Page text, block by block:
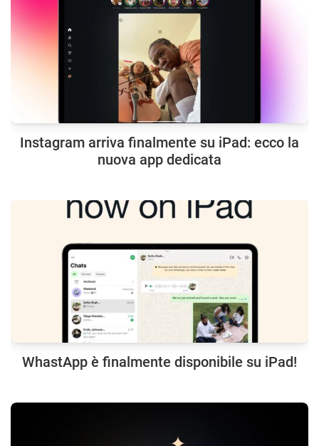
Instagram arriva finalmente su iPad: ecco la
nuova app dedicata
WhastApp è finalmente disponibile su iPad!